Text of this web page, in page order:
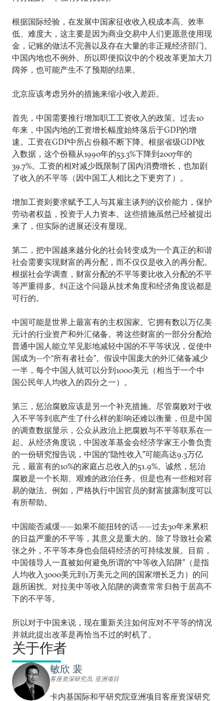
根据国际经验，在发展中国家征收收入税成本高、效率
低、难度大，这主要是因为商业交易中人们更愿意使用现
金，记账的做法不完善以及存在大量的非正规经济部门。
中国内地也不例外。所以即便拟议中的个税改革更加大刀
阔斧，也可能产生不了预期的结果。
北京应该考虑另外的措施来缩小收入差距。
首先，中国需要推行增加职工工资收入的政策。过去10
年来，中国内地的工资增长幅度始终落后于GDP的增
速。工资在GDP中所占份额不断下降。根据省级GDP收
入数据，这个份额从1990年的53.3%下降到2007年的
39.7%。工资的相对减少既限制了国内消费增长，也加剧
了收入的不平等（因中国工人相比之下更穷了）。
增加工资则要求赋予工人与其雇主谈判的议价能力，保护
劳动者权益，投资于人力资本。这些措施虽然已经被提出
来了，但实际的进展还没有显现。
第二，把中国越来越分化的社会转变成为一个真正的和谐
社会需要实现财富的再分配，而不仅仅是收入的再分配。
根据社会学调查，财富分配的不平等要比收入分配的不平
等严重得多。纠正这个问题从技术角度和经济角度说都是
可行的。
中国可能是世界上最富有的主权国家。它拥有数以万亿美
元计的行业资产和外汇储备。将这些财富的一部分分配给
普通中国人能立竿见影地减轻中国的不平等状况，促使中
国成为—个“所有者社会”。假设中国庞大的外汇储备减少
一半，每个中国人就可以分到1000美元（相当于一个中
国公民年人均收入的四分之一）。
第三，惩治腐败应该是另一个补充措施。尽管腐败对于收
入不平等到底产生了什么样的影响还难以衡量，但是中国
的调查数据显示，公众从政治上把腐败与不平等联系在一
起。从经济角度说，中国改革基金会经济学家王小鲁负责
的一份研究报告说，中国的“隐性收入”可能高达9.3万亿
元，最富有的10%的家庭占总收入的51.9%。诚然，惩治
腐败是一个长期、艰难的政治任务。但是也有一些相对容
易的做法。例如，严格执行中国官员的财富披露制度可以
有所帮助。
中国能否减缓——如果不能扭转的话——过去30年来累积
的日益严重的不平等，其意义是重大的。除了导致社会紧
张之外，不平等本身也会阻碍经济的可持续发展。目前，
中国领导人一直被如何避免所谓的“中等收入陷阱”（是指
人均收入3000美元到1万美元之间的国家增长乏力）的问
题所困扰。对拉美中等收入陷阱的调查常常归咎于居高不
下的不平等。
所以对于中国来说，现在重新关注如何应对不平等的情况
并就此提出改革是再恰当不过的时机了。
关于作者
敏欣 裴
客座资深研究员, 亚洲项目
卡内基国际和平研究院亚洲项目客座资深研究